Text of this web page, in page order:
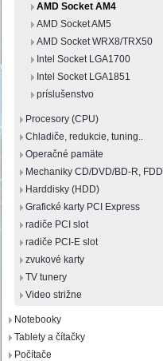
AMD Socket AM4
AMD Socket AM5
AMD Socket WRX8/TRX50
Intel Socket LGA1700
Intel Socket LGA1851
príslušenstvo
Procesory (CPU)
Chladiče, redukcie, tuning..
Operačné pamäte
Mechaniky CD/DVD/BD-R, FDD
Harddisky (HDD)
Grafické karty PCI Express
radiče PCI slot
radiče PCI-E slot
zvukové karty
TV tunery
Video strižne
Notebooky
Tablety a čítačky
Počítače